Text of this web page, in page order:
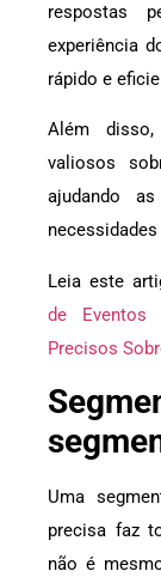
respostas
experiência
rápido e
Além
valiosos
ajudando
Leia este
de Eventos
Precisos
Uma
precisa faz
não é